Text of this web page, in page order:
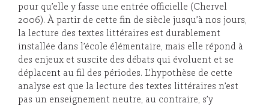
pour qu’elle y fasse une entrée officielle (Chervel
2006). À partir de cette fin de siècle jusqu’à nos jours,
la lecture des textes littéraires est durablement
installée dans l’école élémentaire, mais elle répond à
des enjeux et suscite des débats qui évoluent et se
déplacent au fil des périodes. L’hypothèse de cette
analyse est que la lecture des textes littéraires n’est
pas un enseignement neutre, au contraire, s’y